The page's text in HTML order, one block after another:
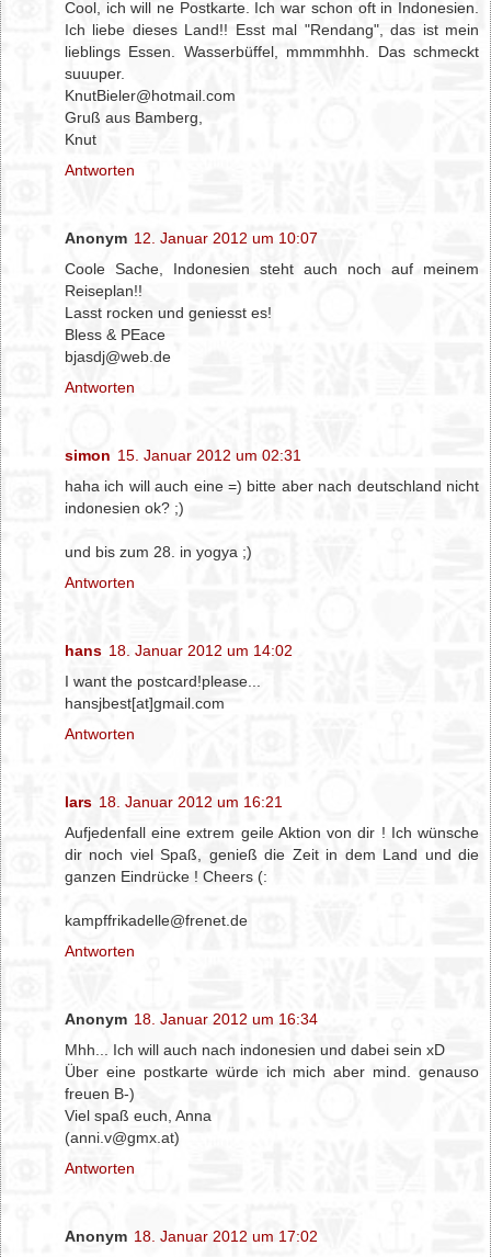
Cool, ich will ne Postkarte. Ich war schon oft in Indonesien.
Ich liebe dieses Land!! Esst mal "Rendang", das ist mein
lieblings Essen. Wasserbüffel, mmmmhhh. Das schmeckt
suuuper.
KnutBieler@hotmail.com
Gruß aus Bamberg,
Knut
Antworten
Anonym 12. Januar 2012 um 10:07
Coole Sache, Indonesien steht auch noch auf meinem
Reiseplan!!
Lasst rocken und geniesst es!
Bless & PEace
bjasdj@web.de
Antworten
simon 15. Januar 2012 um 02:31
haha ich will auch eine =) bitte aber nach deutschland nicht
indonesien ok? ;)
und bis zum 28. in yogya ;)
Antworten
hans 18. Januar 2012 um 14:02
I want the postcard!please...
hansjbest[at]gmail.com
Antworten
lars 18. Januar 2012 um 16:21
Aufjedenfall eine extrem geile Aktion von dir ! Ich wünsche
dir noch viel Spaß, genieß die Zeit in dem Land und die
ganzen Eindrücke ! Cheers (:
kampffrikadelle@frenet.de
Antworten
Anonym 18. Januar 2012 um 16:34
Mhh... Ich will auch nach indonesien und dabei sein xD
Über eine postkarte würde ich mich aber mind. genauso
freuen B-)
Viel spaß euch, Anna
(anni.v@gmx.at)
Antworten
Anonym 18. Januar 2012 um 17:02